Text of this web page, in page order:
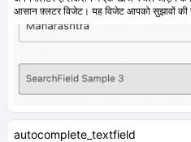
आसान फ़्लटर विजेट। यह विजेट आपको सुझावों
autocomplete_textfield